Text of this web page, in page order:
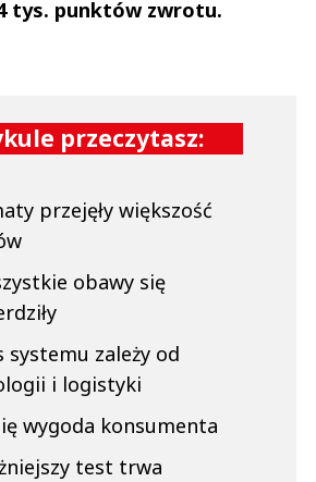
tys. punktów zwrotu.
przeczytasz:
przejęły większość
obawy się
systemu zależy od
i logistyki
wygoda konsumenta
test trwa